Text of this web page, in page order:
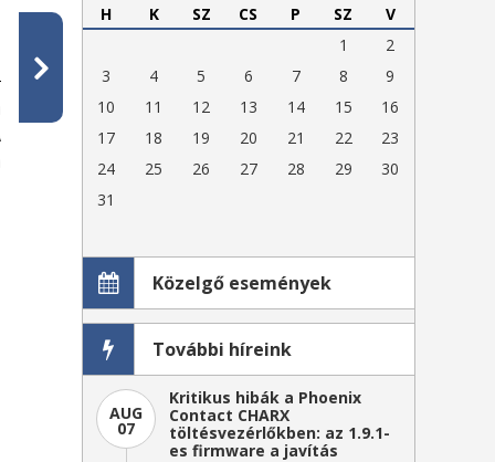
H K SZ CS P SZ
V
1
2
3
4 5 6 7 8
9
10
11 12 13 14 15
16
17
18 19 20 21 22
23
24
25 26 27 28 29
30
31
Közelgő események
További híreink
AUG
07
Kritikus hibák a Phoenix
Contact CHARX
töltésvezérlőkben: az 1.9.1-
es firmware a javítás